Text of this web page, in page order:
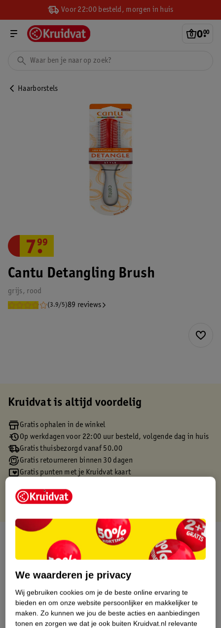
Voor 22:00 besteld, morgen in huis
0.
00
Haarborstels
Cantu Detangling Brush
grijs, rood
(3.9/5)89 reviews
7.
99
Kruidvat is altijd voordelig
Gratis ophalen in de winkel
Op werkdagen voor 22:00 uur besteld, volgende dag in huis
Gratis thuisbezorgd vanaf 50.00
Gratis retourneren binnen 30 dagen
Gratis punten met je Kruidvat kaart
Over dit product
Productinformatie
Etiketinformatie
Nature Impact Score
We waarderen je privacy
Wij gebruiken cookies om je de beste online ervaring te
bieden en om onze website persoonlijker en makkelijker te
maken. Zo kunnen we jou de beste acties en aanbiedingen
tonen en zorgen we dat je ook buiten Kruidvat.nl relevante